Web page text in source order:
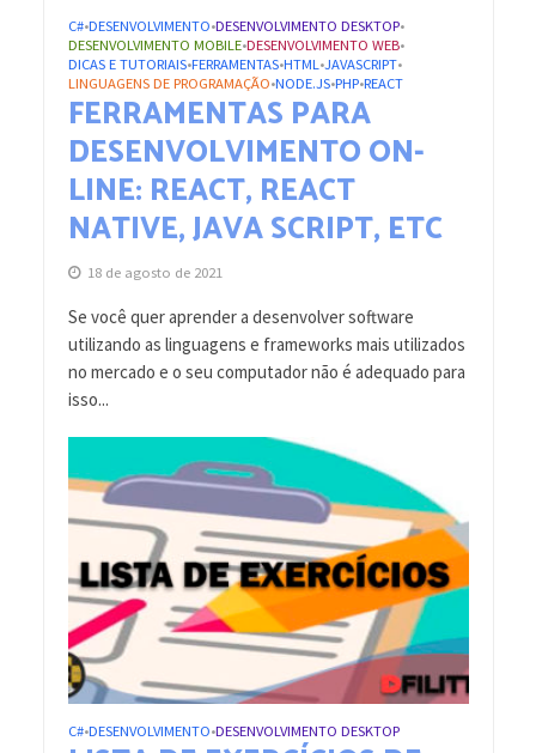
C#•DESENVOLVIMENTO•DESENVOLVIMENTO DESKTOP•
DESENVOLVIMENTO MOBILE•DESENVOLVIMENTO WEB•
DICAS E TUTORIAIS•FERRAMENTAS•HTML•JAVASCRIPT•
LINGUAGENS DE PROGRAMAÇÃO•NODE.JS•PHP•REACT
FERRAMENTAS PARA
DESENVOLVIMENTO ON-
LINE: REACT, REACT
NATIVE, JAVA SCRIPT, ETC
18 de agosto de 2021
Se você quer aprender a desenvolver software
utilizando as linguagens e frameworks mais utilizados
no mercado e o seu computador não é adequado para
isso...
C#•DESENVOLVIMENTO•DESENVOLVIMENTO DESKTOP